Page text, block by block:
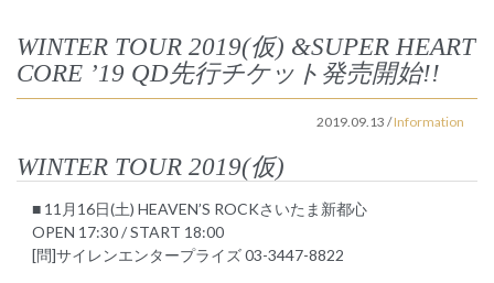
WINTER TOUR 2019(仮) &SUPER HEART
CORE ’19 QD先行チケット発売開始!!
2019.09.13 /Information
WINTER TOUR 2019(仮)
■ 11月16日(土) HEAVEN’S ROCKさいたま新都心
OPEN 17:30 / START 18:00
[問]サイレンエンタープライズ 03-3447-8822